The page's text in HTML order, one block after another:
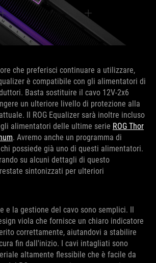
che preferisci continuare a utilizzare,
è compatibile con gli alimentatori di
Basta sostituire il cavo 12V-2x6
un ulteriore livello di protezione alla
Il ROG Equalizer sarà inoltre incluso
alimentatori delle ultime serie ROG Thor
. Avremo anche un programma di
possiede già uno di questi alimentatori.
su alcuni dettagli di questo
sintonizzati per ulteriori
e la gestione del cavo sono semplici. Il
viola che fornisce un chiaro indicatore
correttamente, aiutandovi a stabilire
fin dall'inizio. I cavi intagliati sono
altamente flessibile che è facile da